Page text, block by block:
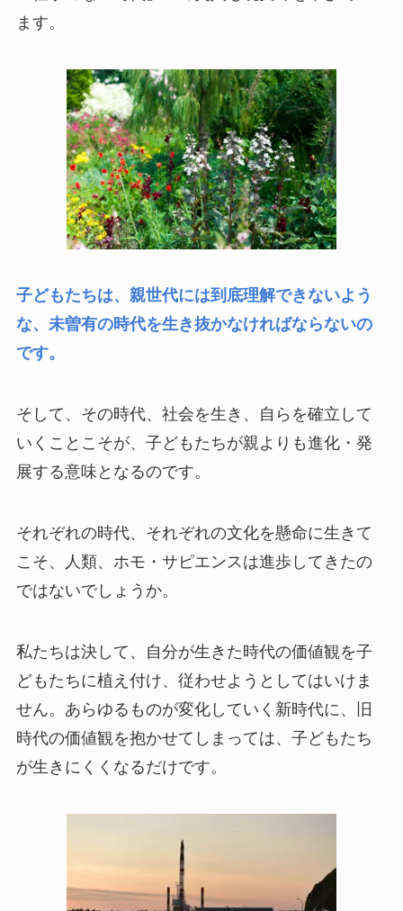
ます。
子どもたちは、親世代には到底理解できないよう
な、未曽有の時代を生き抜かなければならないの
です。
そして、その時代、社会を生き、自らを確立して
いくことこそが、子どもたちが親よりも進化・発
展する意味となるのです。
それぞれの時代、それぞれの文化を懸命に生きて
こそ、人類、ホモ・サピエンスは進歩してきたの
ではないでしょうか。
私たちは決して、自分が生きた時代の価値観を子
どもたちに植え付け、従わせようとしてはいけま
せん。あらゆるものが変化していく新時代に、旧
時代の価値観を抱かせてしまっては、子どもたち
が生きにくくなるだけです。